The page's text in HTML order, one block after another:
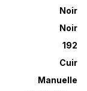
Noir
Noir
192
Cuir
Manuelle